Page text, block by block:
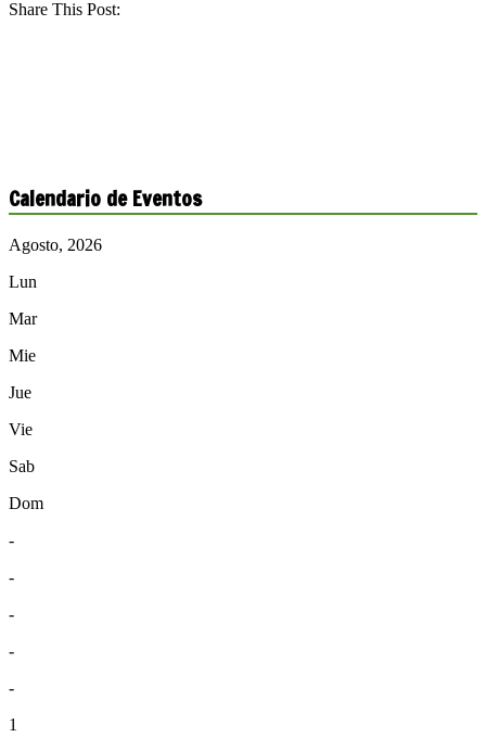
Share This Post:
Calendario de Eventos
Agosto, 2026
Lun
Mar
Mie
Jue
Vie
Sab
Dom
-
-
-
-
-
1